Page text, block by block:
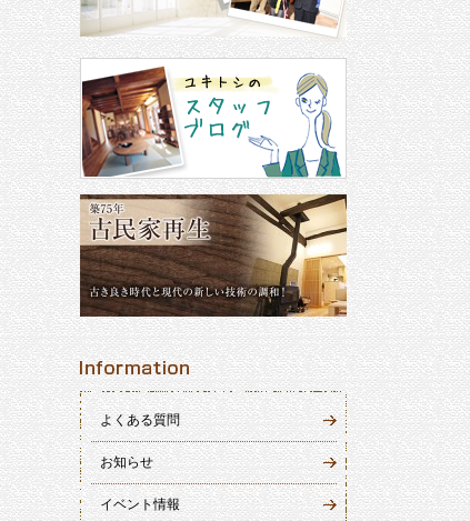
よくある質問
お知らせ
イベント情報